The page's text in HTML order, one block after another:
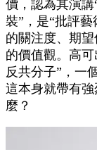
價，認為其演
裝”，是“批評
的關注度、期
的價值觀。高
反共分子”，一
這本身就帶有
麼？